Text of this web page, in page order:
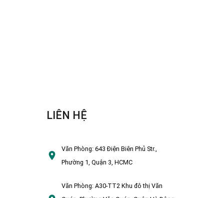
LIÊN HỆ
Văn Phòng:643 Điện Biên Phủ Str.,
Phường 1, Quận 3, HCMC
Văn Phòng:A30-TT2 Khu đô thị Văn